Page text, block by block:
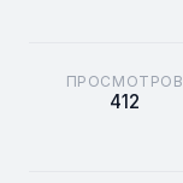
ПРОСМОТРОВ
412